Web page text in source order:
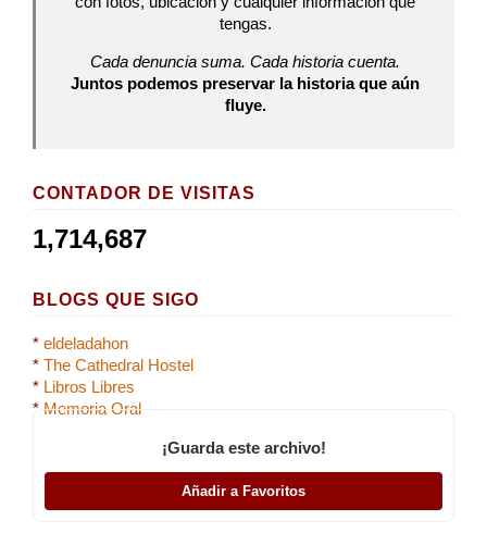
tengas.
Cada denuncia suma. Cada historia cuenta.
Juntos podemos preservar la historia que aún
fluye.
CONTADOR DE VISITAS
1,714,687
BLOGS QUE SIGO
* eldeladahon
* The Cathedral Hostel
* Libros Libres
* Memoria Oral
¡Guarda este archivo!
Añadir a Favoritos